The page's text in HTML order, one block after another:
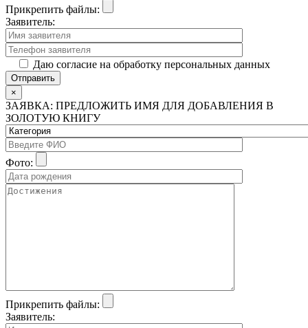
Прикрепить файлы:
Заявитель:
Даю согласие на обработку персональных данных
×
ЗАЯВКА: ПРЕДЛОЖИТЬ ИМЯ ДЛЯ ДОБАВЛЕНИЯ В
ЗОЛОТУЮ КНИГУ
Фото:
Прикрепить файлы:
Заявитель: